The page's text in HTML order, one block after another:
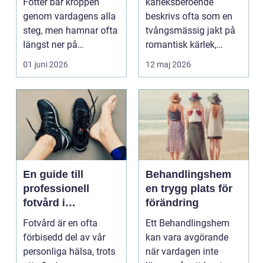
genom vardagens alla
steg, men hamnar ofta
längst ner på
prioriteringslistan.
Mån...
01 juni 2026
beskrivs ofta som en
tvångsmässig jakt på
romantisk kärlek,
närhet eller
bekräftelse...
12 maj 2026
En guide till
professionell
fotvård i
Helsingborg
Fotvård är en ofta
förbisedd del av vår
personliga hälsa, trots
Behandlingshem
en trygg plats för
förändring
Ett Behandlingshem
kan vara avgörande
när vardagen inte